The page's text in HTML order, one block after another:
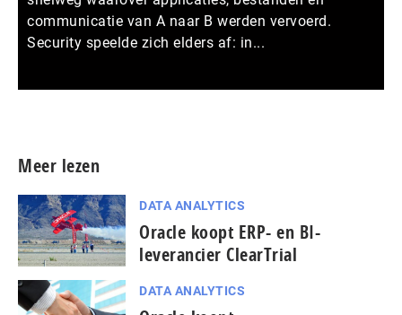
communicatie van A naar B werden vervoerd.
Security speelde zich elders af: in...
Meer lezen
DATA ANALYTICS
Oracle koopt ERP- en BI-
leverancier ClearTrial
DATA ANALYTICS